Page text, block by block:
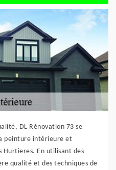
DL Rénovation 73 se
peinture intérieure et
Hurtieres. En utilisant des
qualité et des techniques de